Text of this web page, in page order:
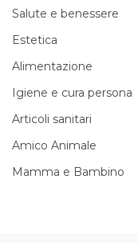
Salute e benessere
Estetica
Alimentazione
Igiene e cura persona
Articoli sanitari
Amico Animale
Mamma e Bambino